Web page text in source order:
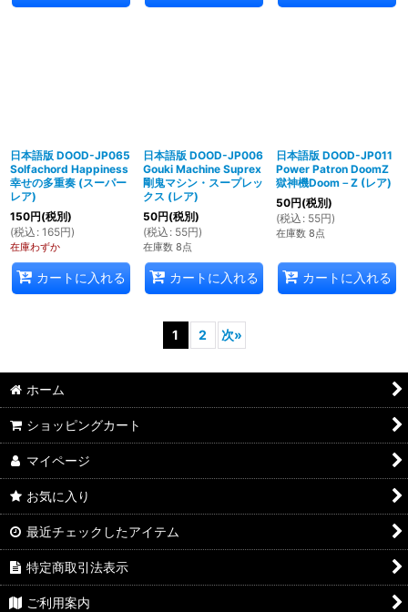
日本語版 DOOD-JP065
Solfachord Happiness
幸せの多重奏 (スーパー
レア)
150円(税別)
(税込 : 165円)
在庫わずか
カートに入れる
日本語版 DOOD-JP006
Gouki Machine Suprex
剛鬼マシン・スープレッ
クス (レア)
50円(税別)
(税込 : 55円)
在庫数 8点
カートに入れる
日本語版 DOOD-JP011
Power Patron DoomZ
獄神機Doom－Z (レア)
50円(税別)
(税込 : 55円)
在庫数 8点
カートに入れる
1 2 次»
ホーム
ショッピングカート
マイページ
お気に入り
最近チェックしたアイテム
特定商取引法表示
ご利用案内